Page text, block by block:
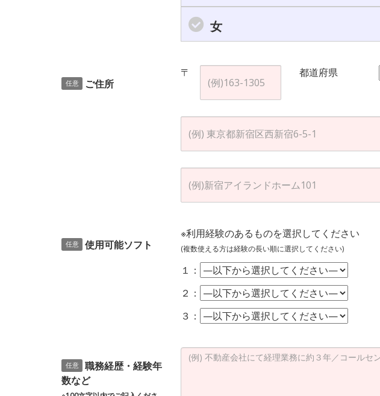
女
任意 ご住所
〒 都道府県
任意 使用可能ソフト
※利用経験のあるものを選択してください
(複数使える方は経験の長い順に選択してください)
１：
２：
３：
任意
職務経歴・経験年
数など